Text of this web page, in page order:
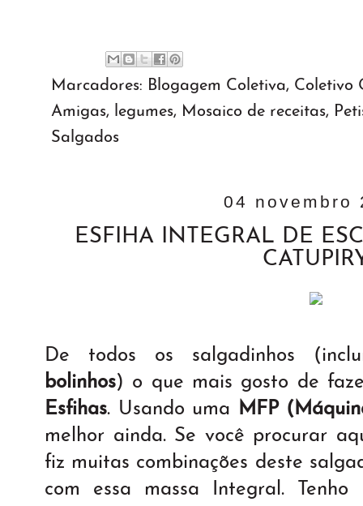
Marcadores: Blogagem Coletiva, Coletivo
Amigas, legumes, Mosaico de receitas,
Salgados
04 novembro
ESFIHA INTEGRAL DE
De todos os salgadinhos
bolinhos) o que mais gosto de
Esfihas. Usando uma MFP
melhor ainda. Se você procurar
fiz muitas combinações deste
com essa massa Integral.